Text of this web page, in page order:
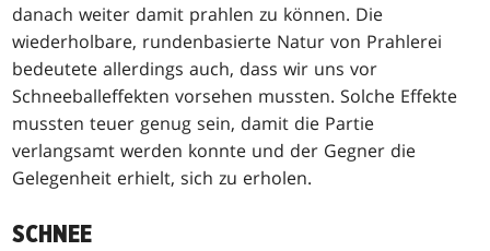
danach weiter damit prahlen zu können. Die
wiederholbare, rundenbasierte Natur von Prahlerei
bedeutete allerdings auch, dass wir uns vor
Schneeballeffekten vorsehen mussten. Solche Effekte
mussten teuer genug sein, damit die Partie
verlangsamt werden konnte und der Gegner die
Gelegenheit erhielt, sich zu erholen.
SCHNEE